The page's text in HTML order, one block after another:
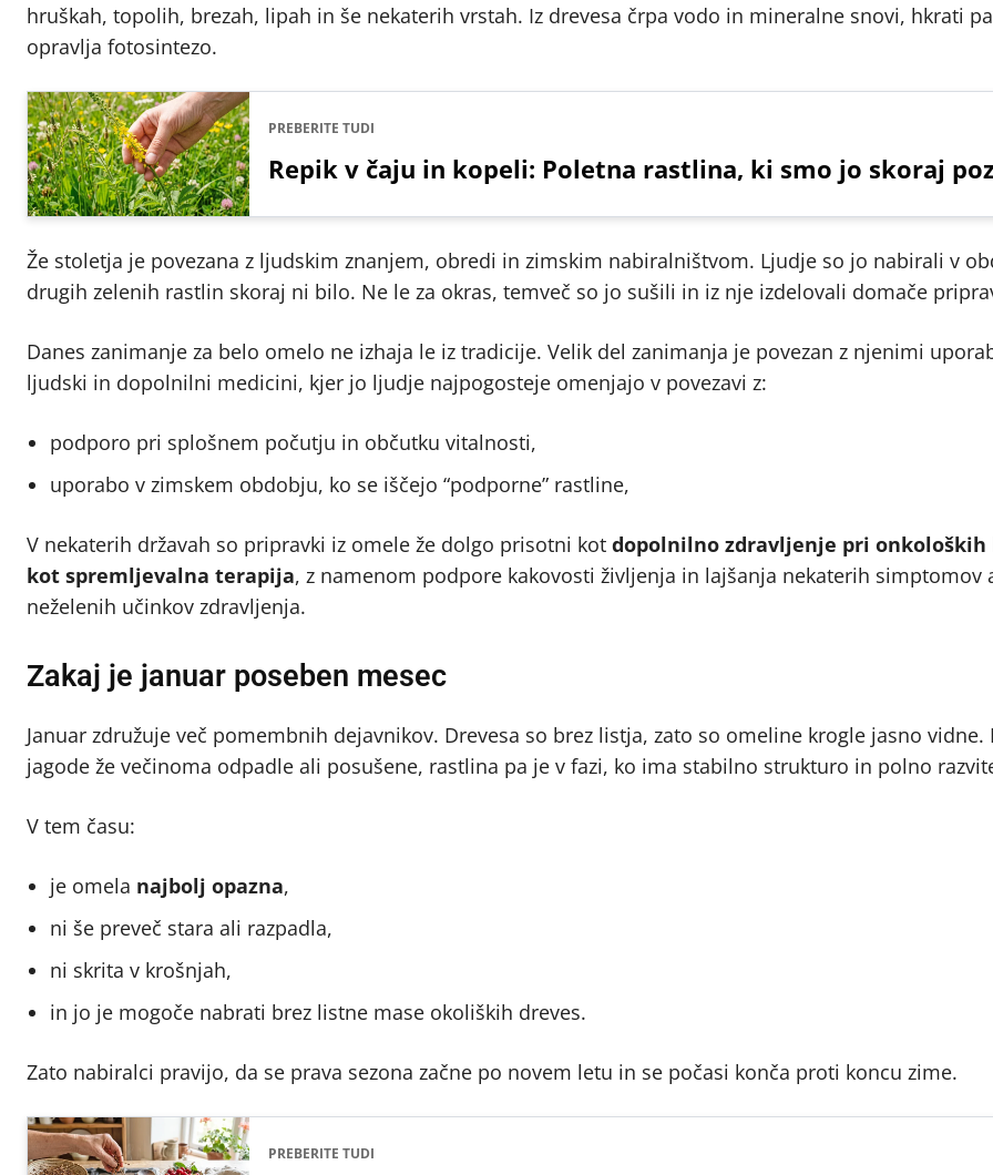
hruškah, topolih, brezah, lipah in še nekaterih vrstah. Iz drevesa črpa vodo in mineralne snovi, hkrati
opravlja fotosintezo.
PREBERITE TUDI
Repik v čaju in kopeli: Poletna rastlina, ki smo jo skoraj
Že stoletja je povezana z ljudskim znanjem, obredi in zimskim nabiralništvom. Ljudje so jo nabirali v
drugih zelenih rastlin skoraj ni bilo. Ne le za okras, temveč so jo sušili in iz nje izdelovali domače
Danes zanimanje za belo omelo ne izhaja le iz tradicije. Velik del zanimanja je povezan z njenimi
ljudski in dopolnilni medicini, kjer jo ljudje najpogosteje omenjajo v povezavi z:
podporo pri splošnem počutju in občutku vitalnosti,
uporabo v zimskem obdobju, ko se iščejo “podporne” rastline,
V nekaterih državah so pripravki iz omele že dolgo prisotni kot dopolnilno zdravljenje pri
kot spremljevalna terapija, z namenom podpore kakovosti življenja in lajšanja nekaterih simptomov
neželenih učinkov zdravljenja.
Zakaj je januar poseben mesec
Januar združuje več pomembnih dejavnikov. Drevesa so brez listja, zato so omeline krogle jasno vidne.
jagode že večinoma odpadle ali posušene, rastlina pa je v fazi, ko ima stabilno strukturo in polno
V tem času:
je omela najbolj opazna,
ni še preveč stara ali razpadla,
ni skrita v krošnjah,
in jo je mogoče nabrati brez listne mase okoliških dreves.
Zato nabiralci pravijo, da se prava sezona začne po novem letu in se počasi konča proti koncu zime.
PREBERITE TUDI